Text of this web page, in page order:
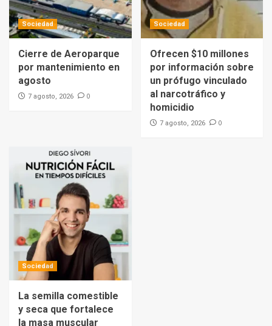
Sociedad
Cierre de Aeroparque
por mantenimiento en
agosto
7 agosto, 2026 0
Sociedad
Ofrecen $10 millones
por información sobre
un prófugo vinculado
al narcotráfico y
homicidio
7 agosto, 2026 0
Sociedad
La semilla comestible
y seca que fortalece
la masa muscular